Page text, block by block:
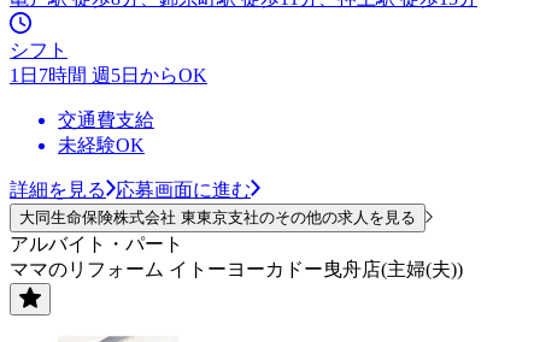
シフト
1日7時間 週5日からOK
交通費支給
未経験OK
詳細を見る 応募画面に進む
大同生命保険株式会社 東東京支社のその他の求人を見る
アルバイト・パート
ママのリフォーム イトーヨーカドー曳舟店(主婦(夫))